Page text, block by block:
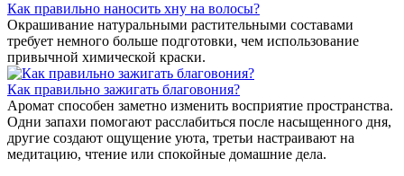
Как правильно наносить хну на волосы?
Окрашивание натуральными растительными составами
требует немного больше подготовки, чем использование
привычной химической краски.
Как правильно зажигать благовония?
Аромат способен заметно изменить восприятие пространства.
Одни запахи помогают расслабиться после насыщенного дня,
другие создают ощущение уюта, третьи настраивают на
медитацию, чтение или спокойные домашние дела.